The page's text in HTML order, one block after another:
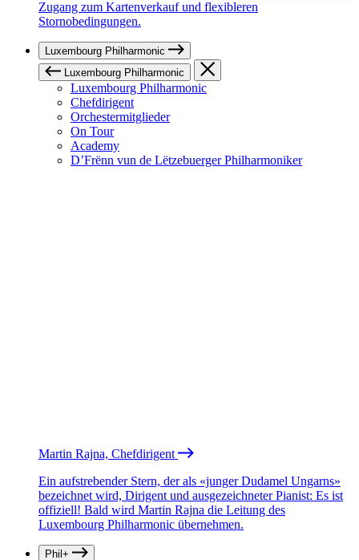
Zugang zum Kartenverkauf und flexibleren
Stornobedingungen.
Luxembourg Philharmonic
Luxembourg Philharmonic
Luxembourg Philharmonic
Chefdirigent
Orchestermitglieder
On Tour
Academy
D’Frënn vun de Lëtzebuerger Philharmoniker
Martin Rajna, Chefdirigent
Ein aufstrebender Stern, der als «junger Dudamel Ungarns»
bezeichnet wird, Dirigent und ausgezeichneter Pianist: Es ist
offiziell! Bald wird Martin Rajna die Leitung des
Luxembourg Philharmonic übernehmen.
Phil+